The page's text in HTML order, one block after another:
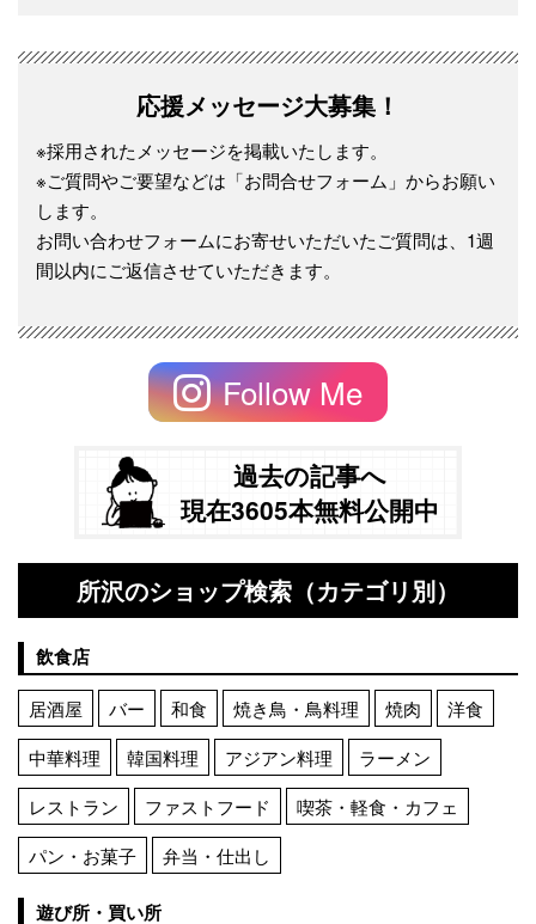
応援メッセージ大募集！
※採用されたメッセージを掲載いたします。
※ご質問やご要望などは「お問合せフォーム」からお願い
します。
お問い合わせフォームにお寄せいただいたご質問は、1週
間以内にご返信させていただきます。
Follow Me
過去の記事へ
現在3605本無料公開中
所沢のショップ検索（カテゴリ別）
飲食店
居酒屋 バー 和食 焼き鳥・鳥料理 焼肉
洋食
中華料理
韓国料理 アジアン料理
ラーメン
レストラン
ファストフード
喫茶・軽食・カフェ
パン・お菓子
弁当・仕出し
遊び所・買い所